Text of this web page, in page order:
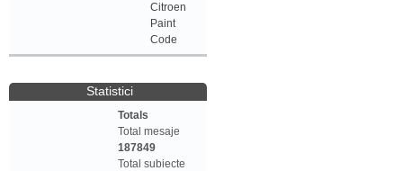
Citroen
Paint
Code
Statistici
Totals
Total mesaje
187849
Total subiecte